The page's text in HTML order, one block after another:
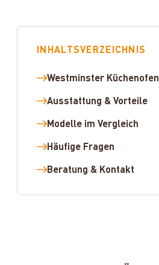
INHALTSVERZEICHNIS
Westminster Küchenofen
Ausstattung & Vorteile
Modelle im Vergleich
Häufige Fragen
Beratung & Kontakt